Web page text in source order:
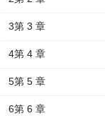
3第 3 章
4第 4 章
5第 5 章
6第 6 章